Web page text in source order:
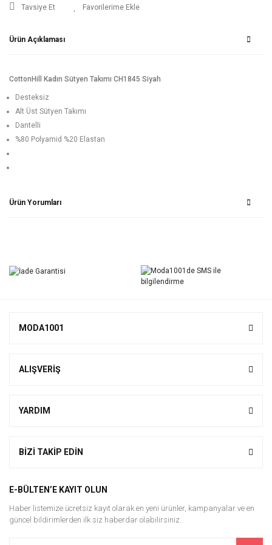
Tavsiye Et
Ürün Açıklaması
CottonHill Kadın Sütyen Takımı CH1845 Siyah
Desteksiz
Alt Üst Sütyen Takımı
Dantelli
%80 Polyamid %20 Elastan
Ürün Yorumları
Yorum Yaz
MODA1001
ALIŞVERİŞ
YARDIM
BİZİ TAKİP EDİN
E-BÜLTEN’E KAYIT OLUN
Haber listemize ücretsiz kayıt olarak en yeni ürünler, kampanyalar ve en
güncel bildirimlerden ilk siz haberdar olabilirsiniz.